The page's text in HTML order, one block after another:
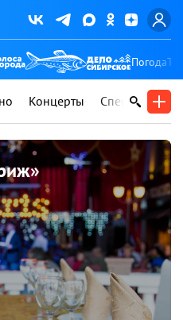
Погода
Концерты Спектакли